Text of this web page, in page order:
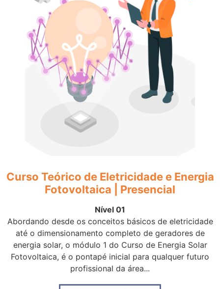
Curso Teórico de Eletricidade e Energia
Fotovoltaica | Presencial
Nível 01
Abordando desde os conceitos básicos de eletricidade
até o dimensionamento completo de geradores de
energia solar, o módulo 1 do Curso de Energia Solar
Fotovoltaica, é o pontapé inicial para qualquer futuro
profissional da área...